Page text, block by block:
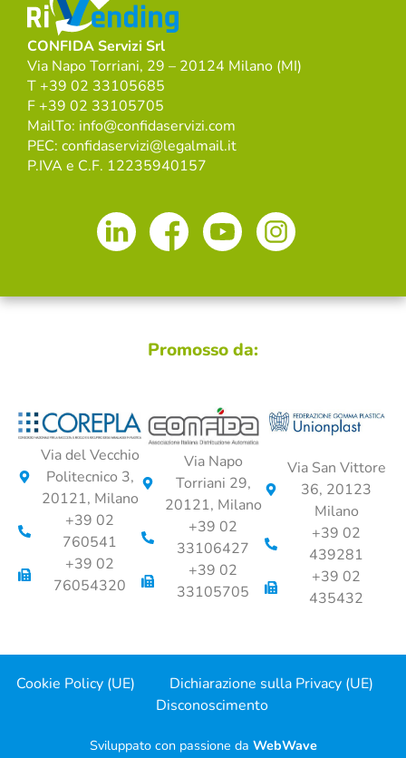
CONFIDA Servizi Srl
Via Napo Torriani, 29 – 20124 Milano (MI)
T +39 02 33105685
F +39 02 33105705
MailTo: info@confidaservizi.com
PEC: confidaservizi@legalmail.it
P.IVA e C.F. 12235940157
Promosso da:
Via del Vecchio
Politecnico 3,
20121, Milano
+39 02
760541
+39 02
76054320
Via Napo
Torriani 29,
20121, Milano
+39 02
33106427
+39 02
33105705
Via San Vittore
36, 20123
Milano
+39 02
439281
+39 02
435432
Cookie Policy (UE)
Dichiarazione sulla Privacy (UE)
Disconoscimento
Sviluppato con passione da WebWave